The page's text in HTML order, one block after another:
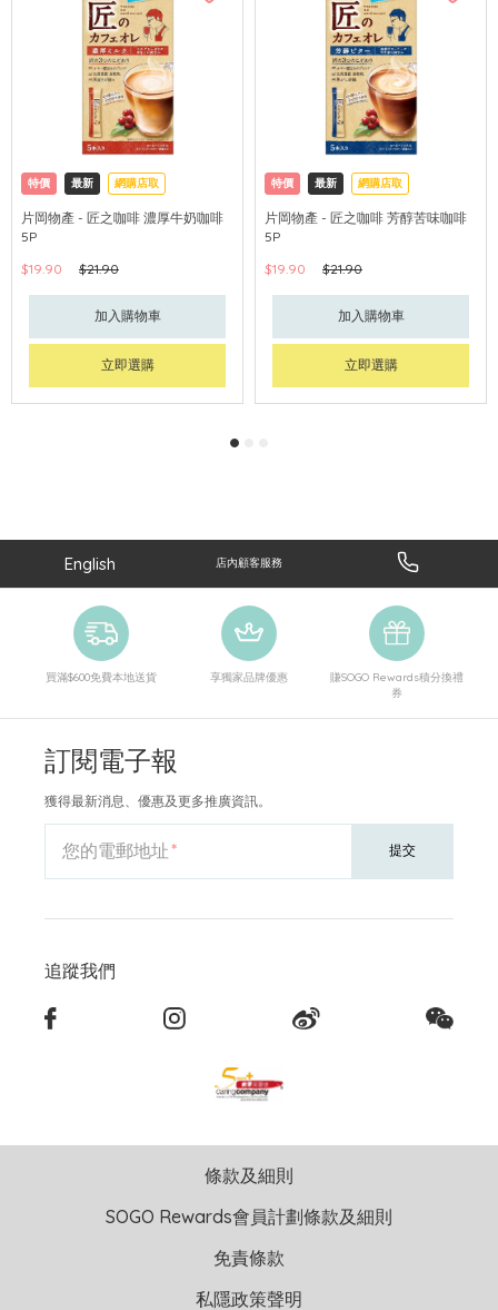
特價 最新 網購店取
片岡物產 - 匠之咖啡 濃厚牛奶咖啡
5P
$19.90
$21.90
加入購物車
立即選購
特價 最新 網購店取
片岡物產 - 匠之咖啡 芳醇苦味咖啡
5P
$19.90
$21.90
加入購物車
立即選購
English 店內顧客服務
買滿$600免費本地送貨 享獨家品牌優惠
賺SOGO Rewards積分換禮
券
訂閱電子報
獲得最新消息、優惠及更多推廣資訊。
您的電郵地址 提交
追蹤我們
條款及細則
SOGO Rewards會員計劃條款及細則
免責條款
私隱政策聲明